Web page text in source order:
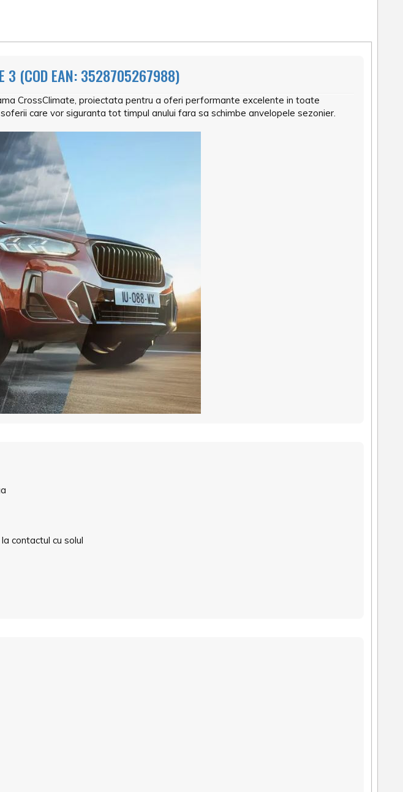
3 (COD EAN: 3528705267988)
CrossClimate, proiectata pentru a oferi performante excelente in toate
care vor siguranta tot timpul anului fara sa schimbe anvelopele sezonier.
contactul cu solul